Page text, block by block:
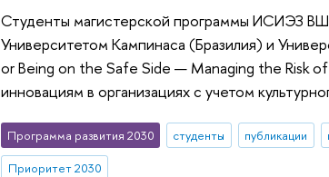
Студенты магистерской программы ИСИЭЗ
Университетом Кампинаса (Бразилия) и
or Being on the Safe Side — Managing the Risk of
инновациям в организациях с учетом
Программа развития 2030 студенты публикации
Приоритет 2030